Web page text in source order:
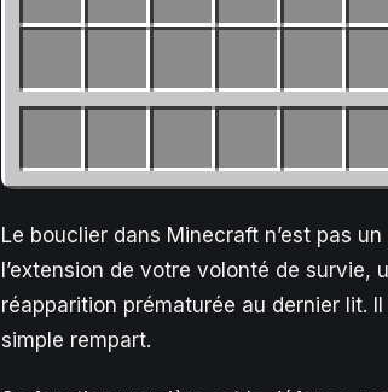
Le bouclier dans Minecraft n’est pas
l’extension de votre volonté de survie,
réapparition prématurée au dernier lit.
simple rempart.